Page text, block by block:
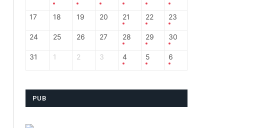
17 18 19 20 21 22 23
24 25 26 27 28 29 30
31 1 2 3 4 5 6
PUB